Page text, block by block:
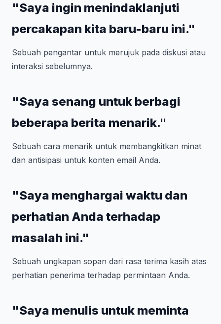
"Saya ingin menindaklanjuti
percakapan kita baru-baru ini."
Sebuah pengantar untuk merujuk pada diskusi atau
interaksi sebelumnya.
"Saya senang untuk berbagi
beberapa berita menarik."
Sebuah cara menarik untuk membangkitkan minat
dan antisipasi untuk konten email Anda.
"Saya menghargai waktu dan
perhatian Anda terhadap
masalah ini."
Sebuah ungkapan sopan dari rasa terima kasih atas
perhatian penerima terhadap permintaan Anda.
"Saya menulis untuk meminta